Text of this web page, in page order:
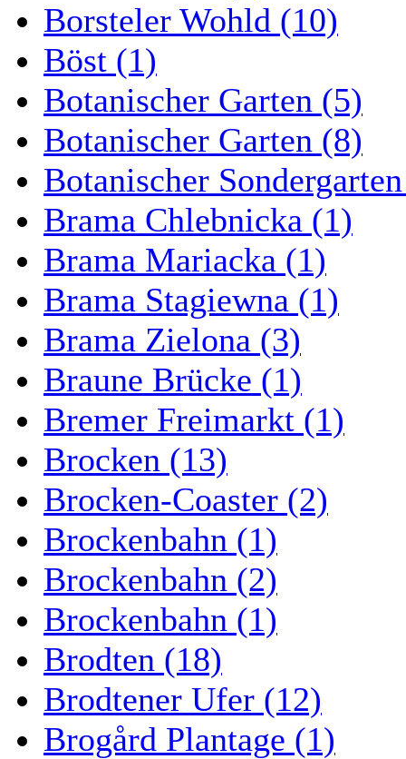
Borsteler Wohld (10)
Böst (1)
Botanischer Garten (5)
Botanischer Garten (8)
Botanischer
Brama Chlebnicka (1)
Brama Mariacka (1)
Brama Stagiewna (1)
Brama Zielona (3)
Braune Brücke (1)
Bremer Freimarkt (1)
Brocken (13)
Brocken-Coaster (2)
Brockenbahn (1)
Brockenbahn (2)
Brockenbahn (1)
Brodten (18)
Brodtener Ufer (12)
Brogård Plantage (1)